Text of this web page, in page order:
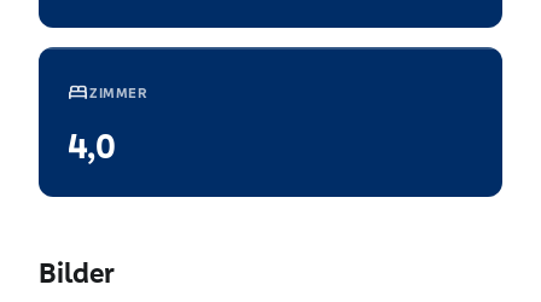
bedZIMMER
4,0
Bilder